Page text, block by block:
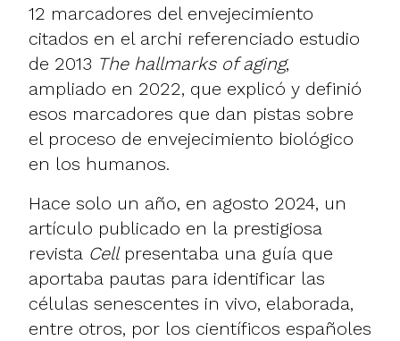
12 marcadores del envejecimiento
citados en el archi referenciado estudio
de 2013 The hallmarks of aging,
ampliado en 2022, que explicó y definió
esos marcadores que dan pistas sobre
el proceso de envejecimiento biológico
en los humanos.
Hace solo un año, en agosto 2024, un
artículo publicado en la prestigiosa
revista Cellpresentaba una guía que
aportaba pautas para identificar las
células senescentes in vivo, elaborada,
entre otros, por los científicos españoles